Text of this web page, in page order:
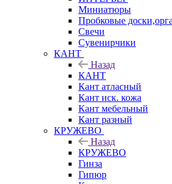
Миниатюры
Пробковые
Свечи
Сувенирчики
КАНТ
Назад
КАНТ
Кант атласный
Кант иск. кожа
Кант мебельный
Кант разный
КРУЖЕВО
Назад
КРУЖЕВО
Гинза
Гипюр